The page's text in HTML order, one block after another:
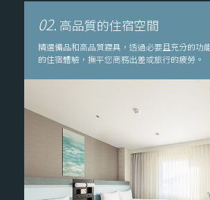
02. 高品質的住宿空間
精選備品和高品質寢具，透過必要且充分的功
的住宿體驗，撫平您商務出差或旅行的疲勞。